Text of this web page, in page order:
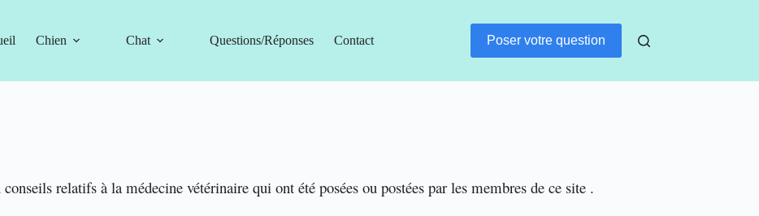
Chien Chat Questions/Réponses Contact Poser votre question
relatifs à la médecine vétérinaire qui ont été posées ou postées par les membres de ce site .